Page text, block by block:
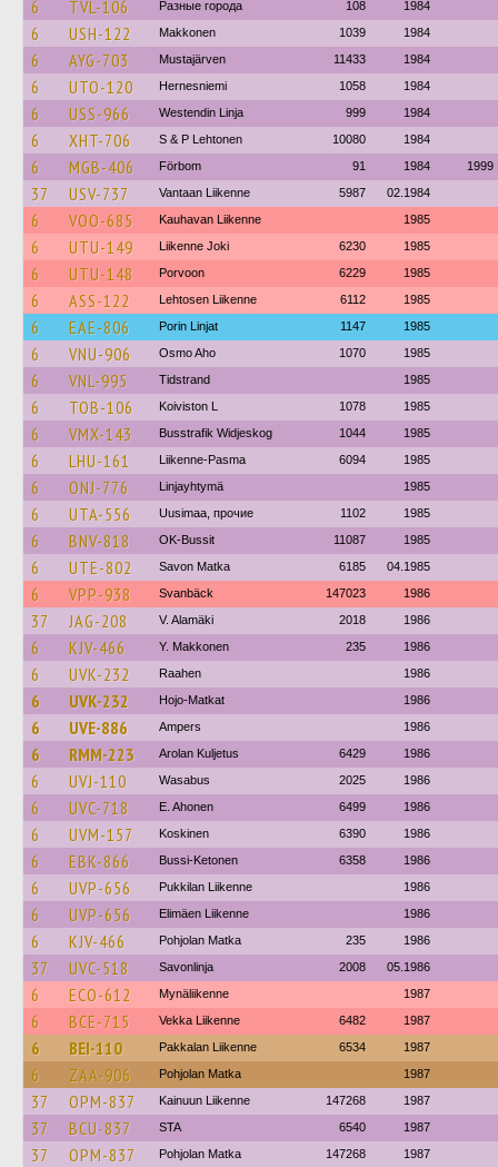
6 TVL-106 Разные города 108 1984
6 USH-122 Makkonen 1039 1984
6 AYG-703 Mustajärven 11433 1984
6 UTO-120 Hernesniemi 1058 1984
6 USS-966 Westendin Linja 999 1984
6 XHT-706 S & P Lehtonen 10080 1984
6 MGB-406 Förbom 91 1984 1999
37 USV-737 Vantaan Liikenne 5987 02.1984
6 VOO-685 Kauhavan Liikenne 1985
6 UTU-149 Liikenne Joki 6230 1985
6 UTU-148 Porvoon 6229 1985
6 ASS-122 Lehtosen Liikenne 6112 1985
6 EAE-806 Porin Linjat 1147 1985
6 VNU-906 Osmo Aho 1070 1985
6 VNL-995 Tidstrand 1985
6 TOB-106 Koiviston L 1078 1985
6 VMX-143 Busstrafik Widjeskog 1044 1985
6 LHU-161 Liikenne-Pasma 6094 1985
6 ONJ-776 Linjayhtymä 1985
6 UTA-556 Uusimaa, прочие 1102 1985
6 BNV-818 OK-Bussit 11087 1985
6 UTE-802 Savon Matka 6185 04.1985
6 VPP-938 Svanbäck 147023 1986
37 JAG-208 V. Alamäki 2018 1986
6 KJV-466 Y. Makkonen 235 1986
6 UVK-232 Raahen 1986
6 UVK-232 Hojo-Matkat 1986
6 UVE-886 Ampers 1986
6 RMM-223 Arolan Kuljetus 6429 1986
6 UVJ-110 Wasabus 2025 1986
6 UVC-718 E. Ahonen 6499 1986
6 UVM-157 Koskinen 6390 1986
6 EBK-866 Bussi-Ketonen 6358 1986
6 UVP-656 Pukkilan Liikenne 1986
6 UVP-656 Elimäen Liikenne 1986
6 KJV-466 Pohjolan Matka 235 1986
37 UVC-518 Savonlinja 2008 05.1986
6 ECO-612 Mynäliikenne 1987
6 BCE-715 Vekka Liikenne 6482 1987
6 BEI-110 Pakkalan Liikenne 6534 1987
6 ZAA-906 Pohjolan Matka 1987
37 OPM-837 Kainuun Liikenne 147268 1987
37 BCU-837 STA 6540 1987
37 OPM-837 Pohjolan Matka 147268 1987